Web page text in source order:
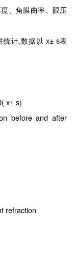
、角膜曲率、眼压
计,数据以 x± s表
x± s)
before and after
refraction